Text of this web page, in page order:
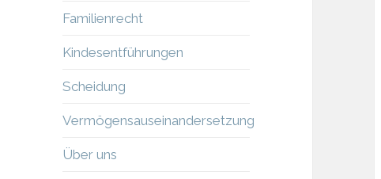
Familienrecht
Kindesentführungen
Scheidung
Vermögensauseinandersetzung
Über uns